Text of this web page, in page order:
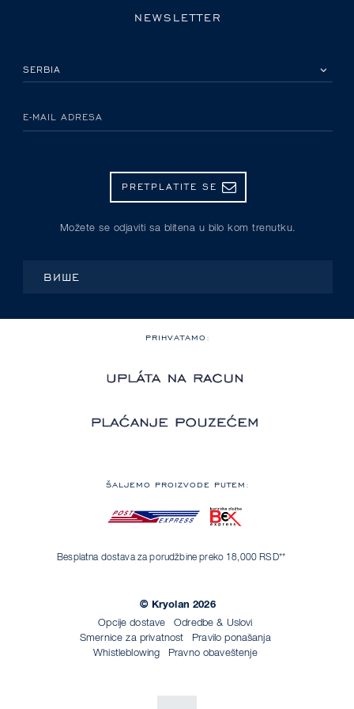
NEWSLETTER
E-MAIL ADRESA
PRETPLATITE SE
Možete se odjaviti sa blitena u bilo kom trenutku.
ВИШЕ
PRIHVATAMO:
ŠALJEMO PROIZVODE PUTEM:
Besplatna dostava za porudžbine preko 18,000 RSD**
© Kryolan 2026
Opcije dostave
Odredbe & Uslovi
Smernice za privatnost
Pravilo ponašanja
Whistleblowing
Pravno obaveštenje